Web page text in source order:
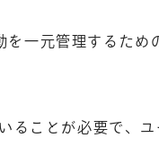
を一元管理するため
ることが必要で、